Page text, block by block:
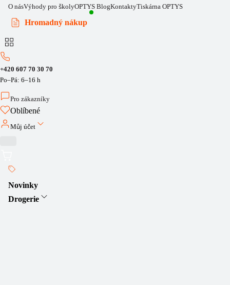
O násVýhody pro školyOPTYS BlogKontaktyTiskárna OPTYS
Hromadný nákup
+420 607 70 30 70
Po–Pá: 6–16 h
Pro zákazníky
Oblíbené
Můj účet
Novinky
Drogerie